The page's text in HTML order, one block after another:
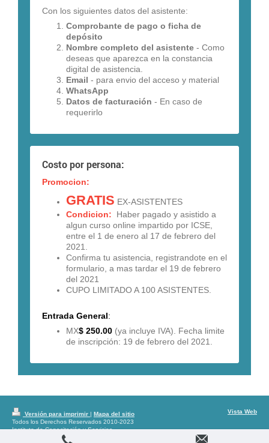
Con los siguientes datos del asistente:
Comprobante de pago o ficha de
depósito
Nombre completo del asistente - Como
deseas que aparezca en la constancia
digital de asistencia.
Email - para envio del acceso y material
WhatsApp
Datos de facturación - En caso de
requerirlo
Costo por persona:
Promocion:
GRATIS EX-ASISTENTES
Condicion: Haber pagado y asistido a
algun curso online impartido por ICSE,
entre el 1 de enero al 17 de febrero del
2021.
Confirma tu asistencia, registrandote en el
formulario, a mas tardar el 19 de febrero
del 2021
CUPO LIMITADO A 100 ASISTENTES.
Entrada General:
MX$ 250.00 (ya incluye IVA). Fecha limite
de inscripción: 19 de febrero del 2021.
Versión para imprimir | Mapa del sitio
Todos los Derechos Reservados 2010-2023
Instituto de Capacitación y Servicios
Empresariales, S.C. Mexicali, Baja California;
Vista Web